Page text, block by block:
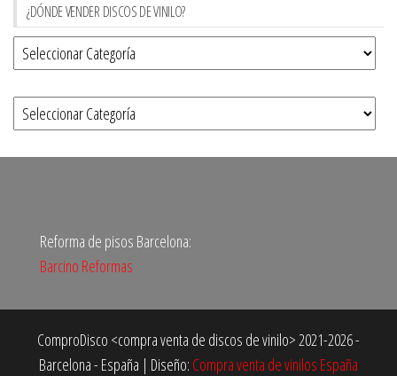
¿DÓNDE VENDER DISCOS DE VINILO?
Reforma de pisos Barcelona:
Barcino Reformas
ComproDisco <compra venta de discos de vinilo> 2021-2026 -
Barcelona - España | Diseño: Compra venta de vinilos España